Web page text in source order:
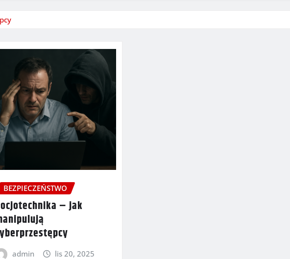
BEZPIECZEŃSTWO
– jak
admin
lis 20, 2025